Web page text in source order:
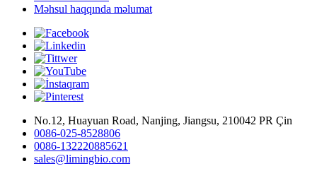
Məhsul haqqında məlumat
No.12, Huayuan Road, Nanjing, Jiangsu, 210042 PR Çin
0086-025-8528806
0086-132220885621
sales@limingbio.com